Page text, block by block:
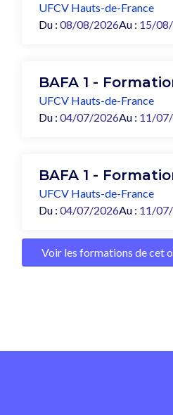
UFCV Hauts-de-France
Du : 08/08/2026Au : 15/
BAFA 1 -
UFCV Hauts-de-France
Du : 04/07/2026Au : 11/
BAFA 1 -
UFCV Hauts-de-France
Du : 04/07/2026Au : 11/
Voir les formations de cet